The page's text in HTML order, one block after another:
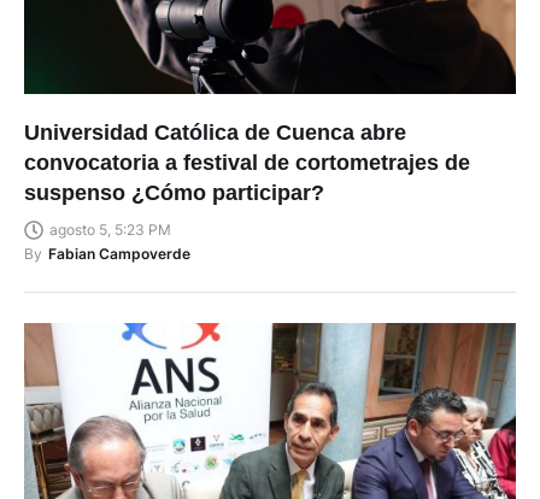
Universidad Católica de Cuenca abre
convocatoria a festival de cortometrajes de
suspenso ¿Cómo participar?
agosto 5, 5:23 PM
By Fabian Campoverde